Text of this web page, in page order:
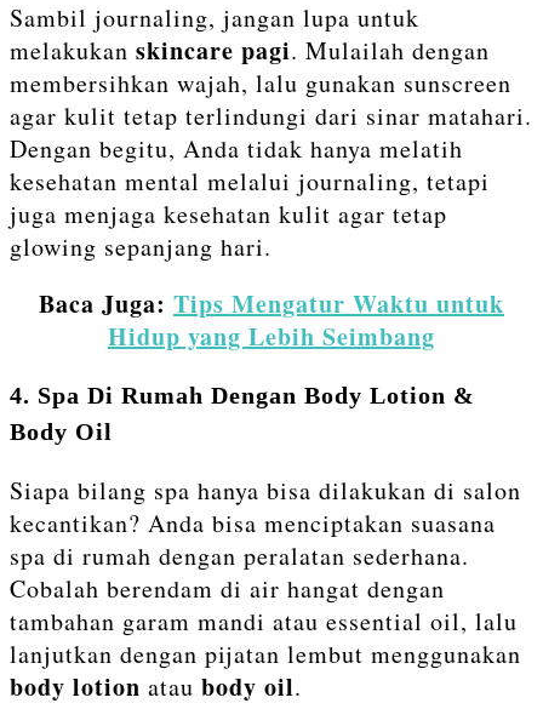
Sambil journaling, jangan lupa untuk
melakukan skincare pagi. Mulailah dengan
membersihkan wajah, lalu gunakan sunscreen
agar kulit tetap terlindungi dari sinar matahari.
Dengan begitu, Anda tidak hanya melatih
kesehatan mental melalui journaling, tetapi
juga menjaga kesehatan kulit agar tetap
glowing sepanjang hari.
Baca Juga: Tips Mengatur Waktu untuk
Hidup yang Lebih Seimbang
4. Spa Di Rumah Dengan Body Lotion &
Body Oil
Siapa bilang spa hanya bisa dilakukan di salon
kecantikan? Anda bisa menciptakan suasana
spa di rumah dengan peralatan sederhana.
Cobalah berendam di air hangat dengan
tambahan garam mandi atau essential oil, lalu
lanjutkan dengan pijatan lembut menggunakan
body lotion atau body oil.